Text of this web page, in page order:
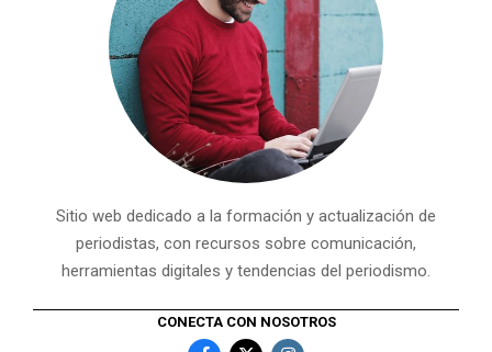
Sitio web dedicado a la formación y actualización de
periodistas, con recursos sobre comunicación,
herramientas digitales y tendencias del periodismo.
CONECTA CON NOSOTROS